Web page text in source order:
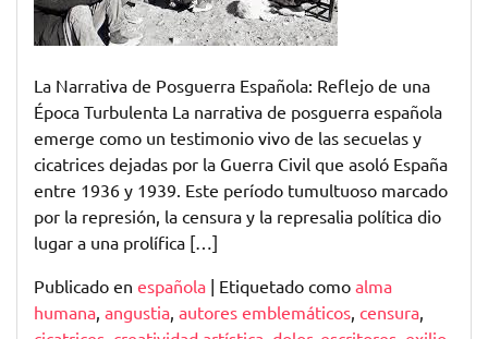
la
Literatura
Española
La Narrativa de Posguerra Española: Reflejo de una
Época Turbulenta La narrativa de posguerra española
emerge como un testimonio vivo de las secuelas y
cicatrices dejadas por la Guerra Civil que asoló España
entre 1936 y 1939. Este período tumultuoso marcado
por la represión, la censura y la represalia política dio
lugar a una prolífica […]
Publicado en española | Etiquetado como alma
humana, angustia, autores emblemáticos, censura,